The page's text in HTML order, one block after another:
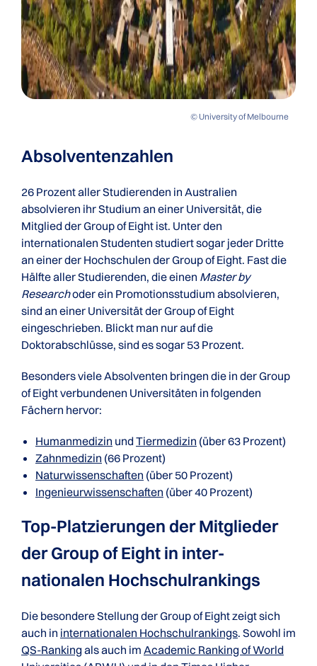
© University of Melbourne
Absolventenzahlen
26 Prozent aller Studierenden in Australien
absolvieren ihr Studium an einer Universität, die
Mitglied der Group of Eight ist. Unter den
internationalen Studenten studiert sogar jeder Dritte
an einer der Hochschulen der Group of Eight. Fast die
Hälfte aller Studierenden, die einen Master by
Researchoder ein Promotionsstudium absolvieren,
sind an einer Universität der Group of Eight
eingeschrieben. Blickt man nur auf die
Doktorabschlüsse, sind es sogar 53 Prozent.
Besonders viele Absolventen bringen die in der Group
of Eight verbundenen Universitäten in folgenden
Fächern hervor:
Humanmedizin und Tiermedizin (über 63 Prozent)
Zahnmedizin (66 Prozent)
Naturwissenschaften (über 50 Prozent)
Ingenieurwissenschaften (über 40 Prozent)
Top-Platzierungen der Mitglieder
der Group of Eight in inter­
nationalen Hochschulrankings
Die besondere Stellung der Group of Eight zeigt sich
auch in internationalen Hochschulrankings. Sowohl im
QS-Ranking als auch im Academic Ranking of World